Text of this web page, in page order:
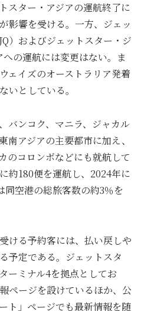
スター・アジアの運航終了に
影響を受ける。一方、ジェッ
）およびジェットスター・ジ
の運航には変更はない。ま
ェイズのオーストラリア発着
いとしている。
バンコク、マニラ、ジャカル
南アジアの主要都市に加え、
のコロンボなどにも就航して
約180便を運航し、2024年に
同空港の総旅客数の約3％を
ける予約客には、払い戻しや
予定である。ジェットスタ
ーミナル4を拠点としてお
ページを設けているほか、公
ト」ページでも最新情報を随